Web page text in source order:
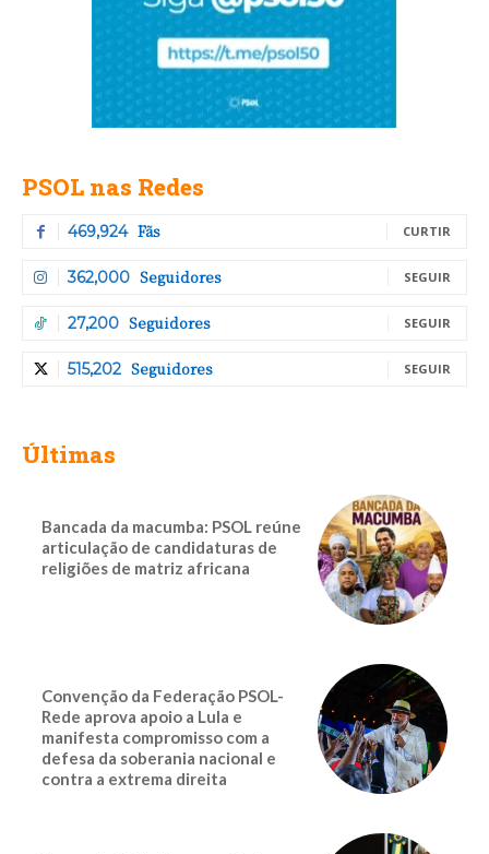
PSOL nas Redes
469,924 Fãs CURTIR
362,000 Seguidores SEGUIR
27,200 Seguidores SEGUIR
515,202 Seguidores SEGUIR
Últimas
Bancada da macumba: PSOL reúne
articulação de candidaturas de
religiões de matriz africana
Convenção da Federação PSOL-
Rede aprova apoio a Lula e
manifesta compromisso com a
defesa da soberania nacional e
contra a extrema direita